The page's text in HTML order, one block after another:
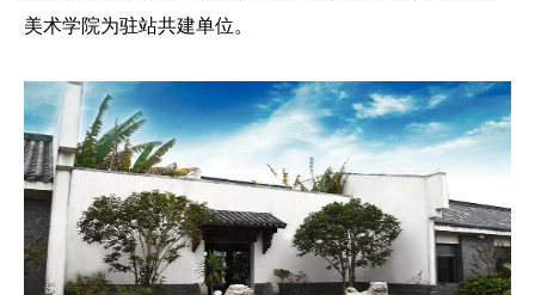
美术学院为驻站共建单位。